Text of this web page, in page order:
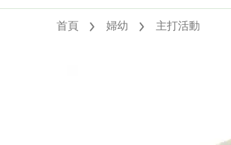
首頁 婦幼 主打活動